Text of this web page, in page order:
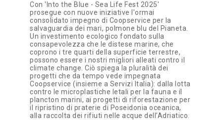
Con 'Into the Blue - Sea Life Fest 2025'
prosegue con nuove iniziative l'ormai
consolidato impegno di Coopservice per la
salvaguardia dei mari, polmone blu del Pianeta.
Un investimento ecologico fondato sulla
consapevolezza che le distese marine, che
coprono i tre quarti della superficie terrestre,
possono essere i nostri migliori alleati contro il
climate change. Ciò spiega la pluralità dei
progetti che da tempo vede impegnata
Coopservice (insieme a Servizi Italia): dalla lotta
contro le microplastiche letali per la fauna e il
plancton marini, ai progetti di riforestazione per
il ripristino di praterie di Poseidonia oceanica,
alla raccolta dei rifiuti nelle acque dell’Adriatico.